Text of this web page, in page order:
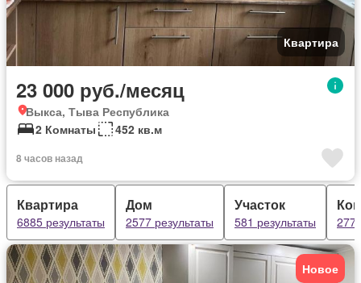
Квартира
23 000 руб./месяц
Выкса, Тыва Республика
2 Комнаты
452 кв.м
8 часов назад
Квартира
6885 результаты
Дом
2577 результаты
Участок
581 результаты 277
Новое